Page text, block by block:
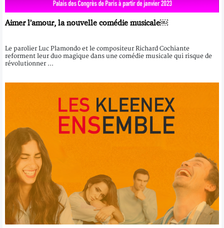
Aimer l’amour, la nouvelle comédie musicale￼
Le parolier Luc Plamondo et le compositeur Richard Cochiante
reforment leur duo magique dans une comédie musicale qui risque de
révolutionner ...